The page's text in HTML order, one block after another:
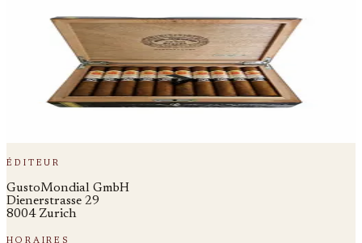
hoyo de monterrey
Hoyo de Monterrey Epicure No. 2 Reserva
Cosecha 2012
éditeur
GustoMondial GmbH
Dienerstrasse 29
8004 Zurich
horaires